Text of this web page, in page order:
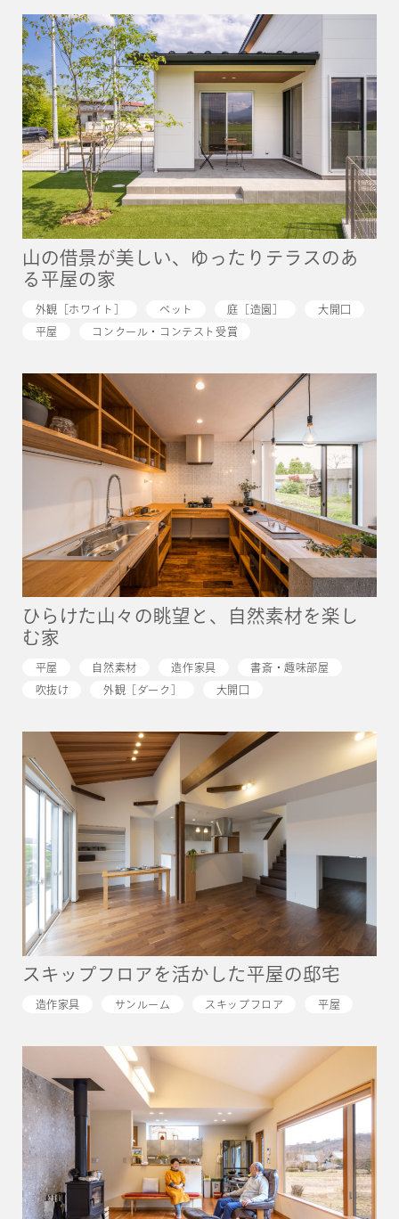
山の借景が美しい、ゆったりテラスのあ
る平屋の家
外観［ホワイト］ ペット 庭［造園］ 大開口
平屋 コンクール・コンテスト受賞
ひらけた山々の眺望と、自然素材を楽し
む家
平屋 自然素材 造作家具 書斎・趣味部屋
吹抜け 外観［ダーク］ 大開口
スキップフロアを活かした平屋の邸宅
造作家具 サンルーム スキップフロア 平屋